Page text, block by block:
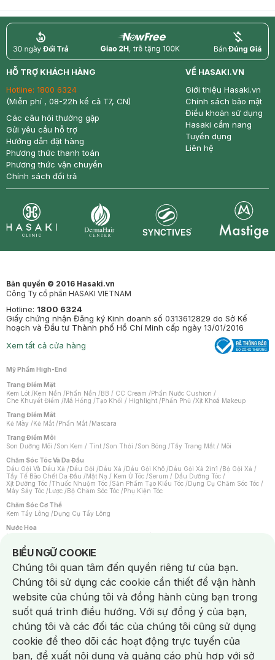
return nowfree price
HỖ TRỢ KHÁCH HÀNG
Hotline: 1800 6324
(Miễn phí , 08-22h kể cả T7, CN)
Các câu hỏi thường gặp
Gửi yêu cầu hỗ trợ
Hướng dẫn đặt hàng
Phương thức thanh toán
Phương thức vận chuyển
Chính sách đổi trả
VỀ HASAKI.VN
Giới thiệu Hasaki.vn
Chính sách bảo mật
Điều khoản sử dụng
Hasaki cẩm nang
Tuyển dụng
Liên hệ
Bản quyền © 2016 Hasaki.vn
Công Ty cổ phần HASAKI VIETNAM
Hotline: 1800 6324
Giấy chứng nhận Đăng ký Kinh doanh số 0313612829 do Sở Kế
hoạch và Đầu tư Thành phố Hồ Chí Minh cấp ngày 13/01/2016
Xem tất cả cửa hàng
Mỹ Phẩm High-End
Trang Điểm Mặt
Kem Lót /Kem Nền /Phấn Nền /BB / CC Cream /Phấn Nước Cushion /
Che Khuyết Điểm /Má Hồng /Tạo Khối / Highlight /Phấn Phủ /Xịt Khoá Makeup
Trang Điểm Mắt
Kẻ Mày /Kẻ Mắt /Phấn Mắt /Mascara
Trang Điểm Môi
Son Dưỡng Môi /Son Kem / Tint /Son Thỏi /Son Bóng /Tẩy Trang Mắt / Môi
Chăm Sóc Tóc Và Da Đầu
Dầu Gội Và Dầu Xả /Dầu Gội /Dầu Xả /Dầu Gội Khô /Dầu Gội Xả 2in1 /Bộ Gội Xả /
Tẩy Tế Bào Chết Da Đầu /Mặt Nạ / Kem Ủ Tóc /Serum / Dầu Dưỡng Tóc /
Xịt Dưỡng Tóc /Thuốc Nhuộm Tóc /Sản Phẩm Tạo Kiểu Tóc /Dụng Cụ Chăm Sóc Tóc /
Máy Sấy Tóc /Lược /Bộ Chăm Sóc Tóc /Phụ Kiện Tóc
Chăm Sóc Cơ Thể
Kem Tẩy Lông /Dụng Cụ Tẩy Lông
Nước Hoa
Nước Hoa Nữ
Chăm Sóc Cá Nhân
Chống Muỗi /Khẩu Trang /Máy Massage/Mặt Nạ Xông Hơi /Nước Rửa Tay/
Sản Phẩm Chăm Sóc Khác /Bàn Chải Đánh Răng /Bàn Chải Điện/
Hỗ Trợ Trắng Răng/Kem Đánh Răng /Máy Tăm Nước/ Nước Súc Miệng/
Tăm / Chỉ Nha Khoa/ Xịt Thơm Miệng / Dung Dịch Vệ Sinh/Dưỡng Vùng Kín/
Khăn Ướt Vệ Sinh Vùng Kín/Băng Vệ Sinh/Tampon/Bọt Cạo Râu /Dao Cạo Râu/
Máy Cạo Râu
Vấn Đề Về Da
Da Dầu / Lỗ Chân Lông To/ Da Khô / Mất Nước/ Da Lão Hóa/ Da Mụn/
Da Nhạy Cảm / Kích Ứng
Da Xỉn Màu Thâm / Nám / Tàn Nhang
Quầng Thâm & Bọng Mắt /Sẹo /Viêm Da Cơ Địa
Dụng Cụ / Phụ Kiện Chăm Sóc Da
BIỂU NGỮ COOKIE
Notice about cookies usage
Chúng tôi quan tâm đến quyền riêng tư của bạn.
Chúng tôi sử dụng các cookie cần thiết để vận hành
website của chúng tôi và đồng hành cùng bạn trong
suốt quá trình điều hướng. Với sự đồng ý của bạn,
chúng tôi và các đối tác của chúng tôi cũng sử dụng
cookie để theo dõi các hoạt động trực tuyến của
bạn, đề xuất nội dung và quảng cáo phù hợp với sở